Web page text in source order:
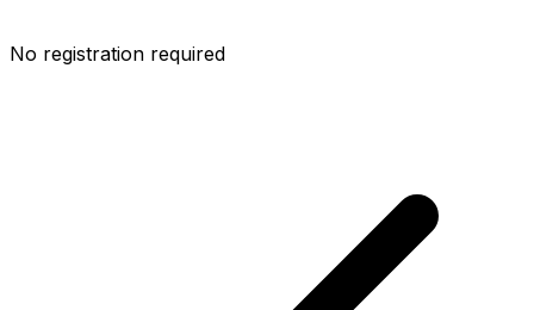
No registration required